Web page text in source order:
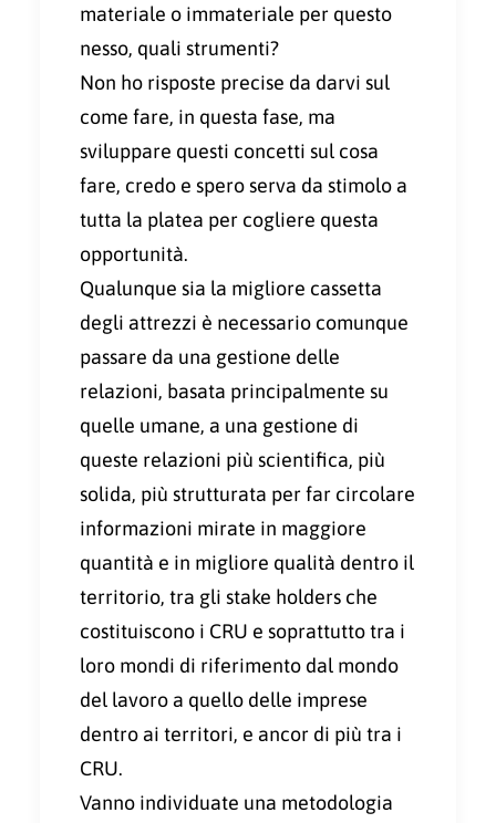
materiale o immateriale per questo
nesso, quali strumenti?
Non ho risposte precise da darvi sul
come fare, in questa fase, ma
sviluppare questi concetti sul cosa
fare, credo e spero serva da stimolo a
tutta la platea per cogliere questa
opportunità.
Qualunque sia la migliore cassetta
degli attrezzi è necessario comunque
passare da una gestione delle
relazioni, basata principalmente su
quelle umane, a una gestione di
queste relazioni più scientifica, più
solida, più strutturata per far circolare
informazioni mirate in maggiore
quantità e in migliore qualità dentro il
territorio, tra gli stake holders che
costituiscono i CRU e soprattutto tra i
loro mondi di riferimento dal mondo
del lavoro a quello delle imprese
dentro ai territori, e ancor di più tra i
CRU.
Vanno individuate una metodologia